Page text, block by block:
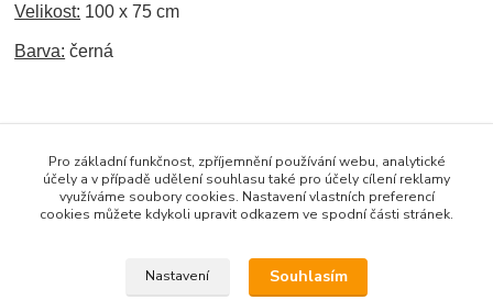
Velikost: 100 x 75 cm
Barva: černá
AUTODOPLŇKY
Interiér
Pro základní funkčnost, zpříjemnění používání webu, analytické
účely a v případě udělení souhlasu také pro účely cílení reklamy
využíváme soubory cookies. Nastavení vlastních preferencí
cookies můžete kdykoli upravit odkazem ve spodní části stránek.
Nastavení Souhlasím